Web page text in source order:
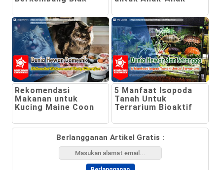
Rekomendasi
Makanan untuk
Kucing Maine Coon
5 Manfaat Isopoda
Tanah Untuk
Terrarium Bioaktif
Berlangganan Artikel Gratis :